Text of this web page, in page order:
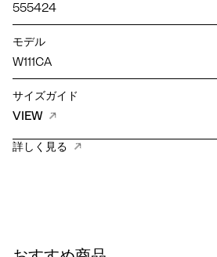
555424
モデル
W111CA
サイズガイド
VIEW
詳しく見る